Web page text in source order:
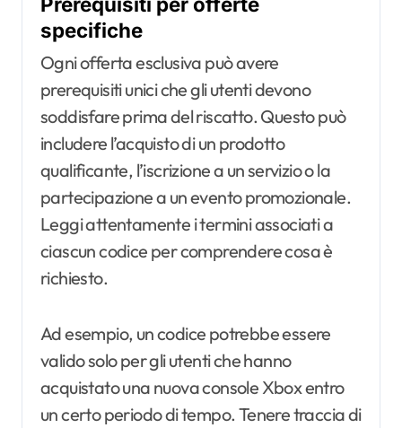
specifiche
Ogni offerta esclusiva può avere
prerequisiti unici che gli utenti devono
soddisfare prima del riscatto. Questo può
includere l’acquisto di un prodotto
qualificante, l’iscrizione a un servizio o la
partecipazione a un evento promozionale.
Leggi attentamente i termini associati a
ciascun codice per comprendere cosa è
richiesto.
Ad esempio, un codice potrebbe essere
valido solo per gli utenti che hanno
acquistato una nuova console Xbox entro
un certo periodo di tempo. Tenere traccia di